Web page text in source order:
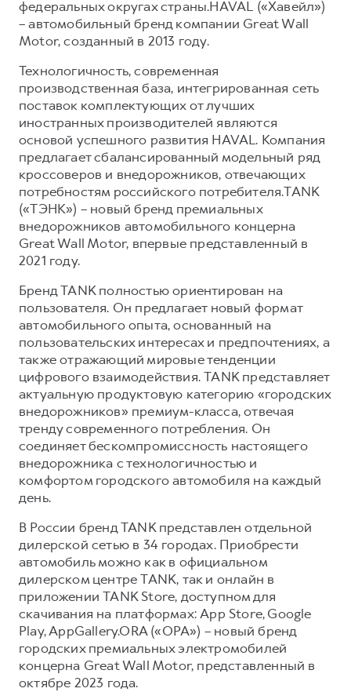
федеральных округах страны.HAVAL («Хавейл»)
– автомобильный бренд компании Great Wall
Motor, созданный в 2013 году.
Технологичность, современная
производственная база, интегрированная сеть
поставок комплектующих от лучших
иностранных производителей являются
основой успешного развития HAVAL. Компания
предлагает сбалансированный модельный ряд
кроссоверов и внедорожников, отвечающих
потребностям российского потребителя.TANK
(«ТЭНК») – новый бренд премиальных
внедорожников автомобильного концерна
Great Wall Motor, впервые представленный в
2021 году.
Бренд TANK полностью ориентирован на
пользователя. Он предлагает новый формат
автомобильного опыта, основанный на
пользовательских интересах и предпочтениях, а
также отражающий мировые тенденции
цифрового взаимодействия. TANK представляет
актуальную продуктовую категорию «городских
внедорожников» премиум-класса, отвечая
тренду современного потребления. Он
соединяет бескомпромиссность настоящего
внедорожника с технологичностью и
комфортом городского автомобиля на каждый
день.
В России бренд TANK представлен отдельной
дилерской сетью в 34 городах. Приобрести
автомобиль можно как в официальном
дилерском центре TANK, так и онлайн в
приложении TANK Store, доступном для
скачивания на платформах: App Store, Google
Play, AppGallery.ORA («ОРА») – новый бренд
городских премиальных электромобилей
концерна Great Wall Motor, представленный в
октябре 2023 года.